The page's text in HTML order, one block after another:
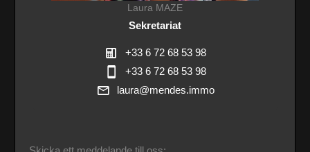
Laura MAZE
Sekretariat
+33 6 72 68 53 98
+33 6 72 68 53 98
laura@mendes.immo